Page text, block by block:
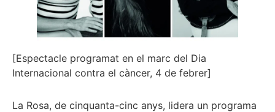
[Espectacle programat en el marc del Dia
Internacional contra el càncer, 4 de febrer]
La Rosa, de cinquanta-cinc anys, lidera un programa